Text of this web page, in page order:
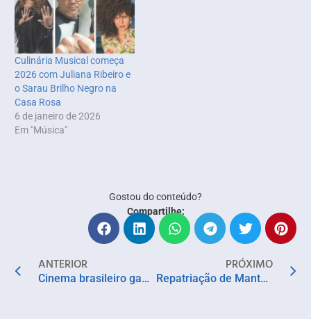
Culinária Musical começa
2026 com Juliana Ribeiro e
o Sarau Brilho Negro na
Casa Rosa
6 de janeiro de 2026
Em "Música"
Gostou do conteúdo?
Compartilhe:
ANTERIOR
Cinema brasileiro ganha nova distribuidora focada em produções independentes
PRÓXIMO
Repatriação de Manto Tupinambá reforça importância da preservação e valorização da cultura indígena